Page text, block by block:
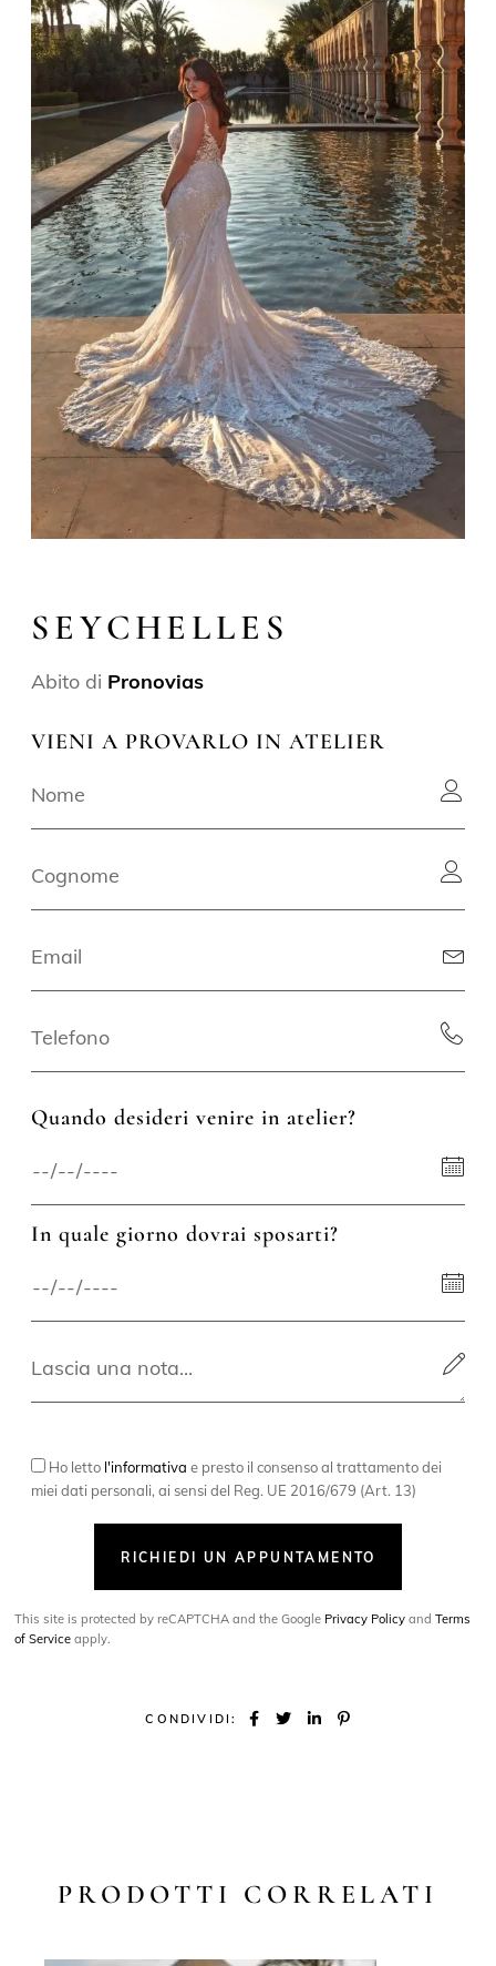
SEYCHELLES
Abito di Pronovias
VIENI A PROVARLO IN ATELIER
Quando desideri venire in atelier?
In quale giorno dovrai sposarti?
Ho letto l'informativa e presto il consenso al trattamento dei
miei dati personali, ai sensi del Reg. UE 2016/679 (Art. 13)
RICHIEDI UN APPUNTAMENTO
This site is protected by reCAPTCHA and the Google Privacy Policy andTerms
of Service apply.
CONDIVIDI:
PRODOTTI CORRELATI